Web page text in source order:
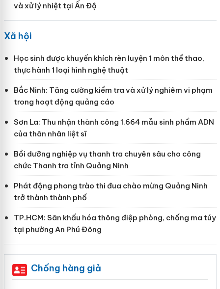
và xử lý nhiệt tại Ấn Độ
Xã hội
Học sinh được khuyến khích rèn luyện 1 môn thể thao,
thực hành 1 loại hình nghệ thuật
Bắc Ninh: Tăng cường kiểm tra và xử lý nghiêm vi phạm
trong hoạt động quảng cáo
Sơn La: Thu nhận thành công 1.664 mẫu sinh phẩm ADN
của thân nhân liệt sĩ
Bồi dưỡng nghiệp vụ thanh tra chuyên sâu cho công
chức Thanh tra tỉnh Quảng Ninh
Phát động phong trào thi đua chào mừng Quảng Ninh
trở thành thành phố
TP.HCM: Sân khấu hóa thông điệp phòng, chống ma túy
tại phường An Phú Đông
Chống hàng giả